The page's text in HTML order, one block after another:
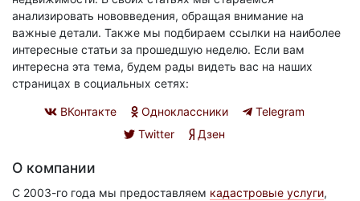
анализировать нововведения, обращая внимание на
важные детали. Также мы подбираем ссылки на наиболее
интересные статьи за прошедшую неделю. Если вам
интересна эта тема, будем рады видеть вас на наших
страницах в социальных сетях:
ВКонтакте Одноклассники
Telegram
Twitter
Дзен
О компании
С 2003-го года мы предоставляем кадастровые услуги,